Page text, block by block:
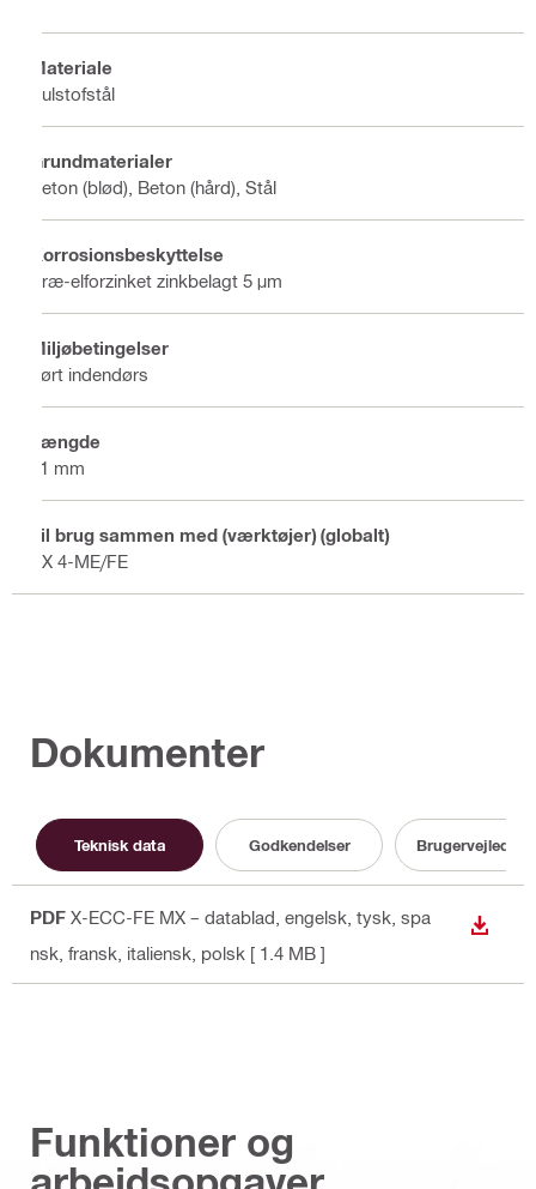
Materiale
Kulstofstål
Grundmaterialer
Beton (blød), Beton (hård), Stål
Korrosionsbeskyttelse
Præ-elforzinket zinkbelagt 5 μm
Miljøbetingelser
Tørt indendørs
Længde
21 mm
Til brug sammen med (værktøjer) (globalt)
BX 4-ME/FE
Dokumenter
Teknisk data Godkendelser
PDF X-ECC-FE MX – datablad , engelsk, tysk, spa
nsk, fransk, italiensk, polsk [ 1.4 MB ]
Funktioner og